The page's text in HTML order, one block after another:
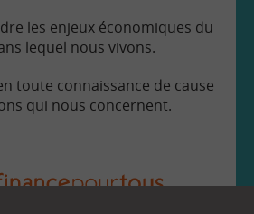
les enjeux économiques du
lequel nous vivons.
toute connaissance de cause
qui nous concernent.